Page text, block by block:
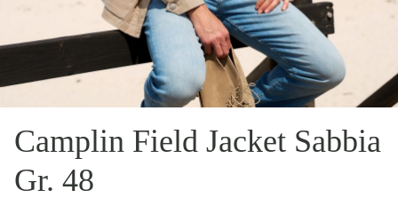
Camplin Field Jacket Sabbia
Gr. 48